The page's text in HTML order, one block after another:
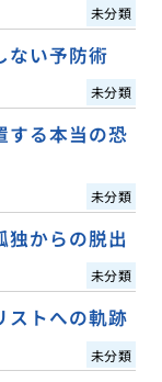
未分類
ない予防術
未分類
する本当の恐
未分類
独からの脱出
未分類
ストへの軌跡
未分類